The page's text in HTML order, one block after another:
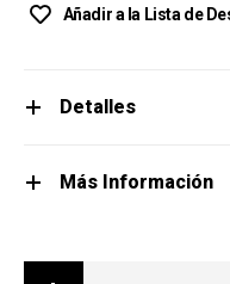
Añadir a la Lista de
Detalles
Más Información